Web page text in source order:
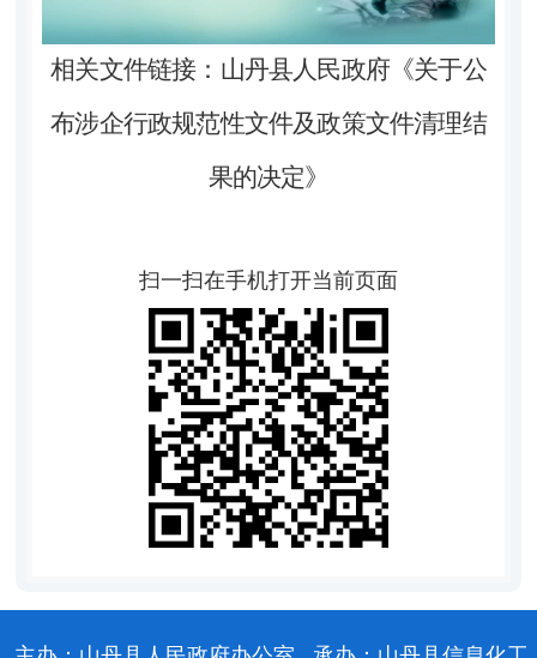
相关文件链接： 山丹县人民政府《关于公
布涉企行政规范性文件及政策文件清理结
果的决定》
扫一扫在手机打开当前页面